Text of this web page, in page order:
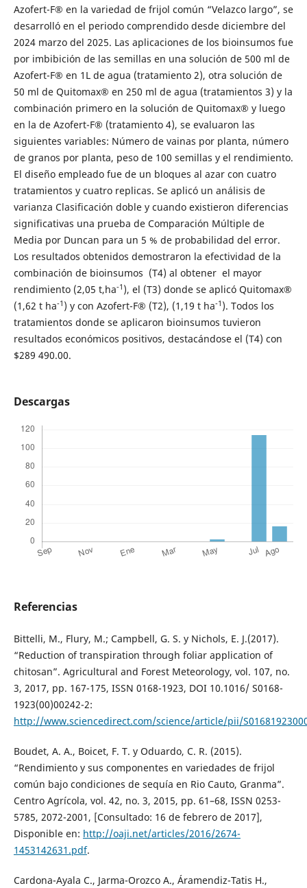
Azofert-F® en la variedad de frijol común “Velazco largo”, se
desarrolló en el periodo comprendido desde diciembre del
2024 marzo del 2025. Las aplicaciones de los bioinsumos fue
por imbibición de las semillas en una solución de 500 ml de
Azofert-F® en 1L de agua (tratamiento 2), otra solución de
50 ml de Quitomax® en 250 ml de agua (tratamientos 3) y la
combinación primero en la solución de Quitomax® y luego
en la de Azofert-F® (tratamiento 4), se evaluaron las
siguientes variables: Número de vainas por planta, número
de granos por planta, peso de 100 semillas y el rendimiento.
El diseño empleado fue de un bloques al azar con cuatro
tratamientos y cuatro replicas. Se aplicó un análisis de
varianza Clasificación doble y cuando existieron diferencias
significativas una prueba de Comparación Múltiple de
Media por Duncan para un 5 % de probabilidad del error.
Los resultados obtenidos demostraron la efectividad de la
combinación de bioinsumos (T4) al obtener el mayor
rendimiento (2,05 t,ha-1 ), el (T3) donde se aplicó Quitomax®
(1,62 t ha-1 ) y con Azofert-F® (T2), (1,19 t ha-1 ). Todos los
tratamientos donde se aplicaron bioinsumos tuvieron
resultados económicos positivos, destacándose el (T4) con
$289 490.00.
Descargas
Referencias
Bittelli, M., Flury, M.; Campbell, G. S. y Nichols, E. J.(2017).
“Reduction of transpiration through foliar application of
chitosan”. Agricultural and Forest Meteorology, vol. 107, no.
3, 2017, pp. 167-175, ISSN 0168-1923, DOI 10.1016/ S0168-
1923(00)00242-2:
http://www.sciencedirect.com/science/article/pii/
Boudet, A. A., Boicet, F. T. y Oduardo, C. R. (2015).
“Rendimiento y sus componentes en variedades de frijol
común bajo condiciones de sequía en Rio Cauto, Granma”.
Centro Agrícola, vol. 42, no. 3, 2015, pp. 61–68, ISSN 0253-
5785, 2072-2001, [Consultado: 16 de febrero de 2017],
Disponible en: http://oaji.net/articles/2016/2674-
1453142631.pdf.
Cardona-Ayala C., Jarma-Orozco A., Áramendiz-Tatis H.,